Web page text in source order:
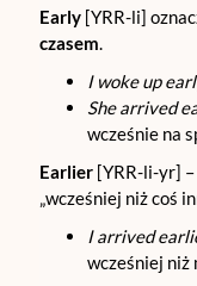
Early [YRR-li]
czasem.
I woke up
She arrived
wcześnie na
Earlier [YRR-li-yr]
„wcześniej niż coś
I arrived
wcześniej niż